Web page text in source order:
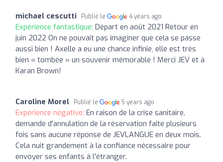
michael cescutti Publié le 4 years ago
Expérience fantastique: Départ en août 2021 Retour en
juin 2022 On ne pouvait pas imaginer que cela se passe
aussi bien ! Axelle a eu une chance infinie, elle est très
bien « tombée » un souvenir mémorable ! Merci JEV et à
Karan Brown!
Caroline Morel Publié le 5 years ago
Expérience négative: En raison de la crise sanitaire,
demande d'annulation de la réservation faite plusieurs
fois sans aucune réponse de JEVLANGUE en deux mois.
Cela nuit grandement à la confiance nécessaire pour
envoyer ses enfants à l'étranger.